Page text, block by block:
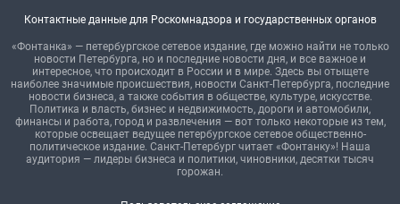
Контактные данные для Роскомнадзора и государственных органов
«Фонтанка» — петербургское сетевое издание, где можно найти не только
новости Петербурга, но и последние новости дня, и все важное и
интересное, что происходит в России и в мире. Здесь вы отыщете
наиболее значимые происшествия, новости Санкт-Петербурга, последние
новости бизнеса, а также события в обществе, культуре, искусстве.
Политика и власть, бизнес и недвижимость, дороги и автомобили,
финансы и работа, город и развлечения — вот только некоторые из тем,
которые освещает ведущее петербургское сетевое общественно-
политическое издание. Санкт-Петербург читает «Фонтанку»! Наша
аудитория — лидеры бизнеса и политики, чиновники, десятки тысяч
горожан.